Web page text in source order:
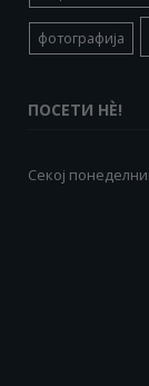
фотографија
ПОСЕТИ НÈ!
Секој